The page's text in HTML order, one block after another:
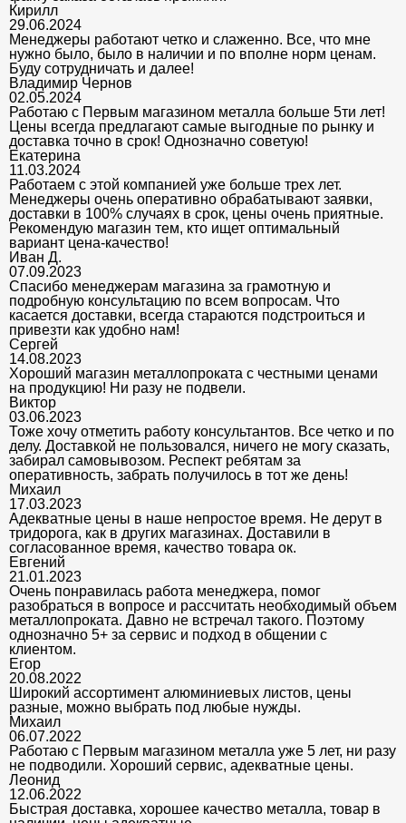
Кирилл
29.06.2024
Менеджеры работают четко и слаженно. Все, что мне
нужно было, было в наличии и по вполне норм ценам.
Буду сотрудничать и далее!
Владимир Чернов
02.05.2024
Работаю с Первым магазином металла больше 5ти лет!
Цены всегда предлагают самые выгодные по рынку и
доставка точно в срок! Однозначно советую!
Екатерина
11.03.2024
Работаем с этой компанией уже больше трех лет.
Менеджеры очень оперативно обрабатывают заявки,
доставки в 100% случаях в срок, цены очень приятные.
Рекомендую магазин тем, кто ищет оптимальный
вариант цена-качество!
Иван Д.
07.09.2023
Спасибо менеджерам магазина за грамотную и
подробную консультацию по всем вопросам. Что
касается доставки, всегда стараются подстроиться и
привезти как удобно нам!
Сергей
14.08.2023
Хороший магазин металлопроката с честными ценами
на продукцию! Ни разу не подвели.
Виктор
03.06.2023
Тоже хочу отметить работу консультантов. Все четко и по
делу. Доставкой не пользовался, ничего не могу сказать,
забирал самовывозом. Респект ребятам за
оперативность, забрать получилось в тот же день!
Михаил
17.03.2023
Адекватные цены в наше непростое время. Не дерут в
тридорога, как в других магазинах. Доставили в
согласованное время, качество товара ок.
Евгений
21.01.2023
Очень понравилась работа менеджера, помог
разобраться в вопросе и рассчитать необходимый объем
металлопроката. Давно не встречал такого. Поэтому
однозначно 5+ за сервис и подход в общении с
клиентом.
Егор
20.08.2022
Широкий ассортимент алюминиевых листов, цены
разные, можно выбрать под любые нужды.
Михаил
06.07.2022
Работаю с Первым магазином металла уже 5 лет, ни разу
не подводили. Хороший сервис, адекватные цены.
Леонид
12.06.2022
Быстрая доставка, хорошее качество металла, товар в